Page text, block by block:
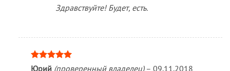
Здравствуйте! Будет, есть.
Оценка5
Юрий (проверенный владелец) – 09.11.2018